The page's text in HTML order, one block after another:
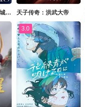
鬼灭之刃剧场版无限城篇第一章猗窝座再来 天子传奇：洪武大帝
3.0